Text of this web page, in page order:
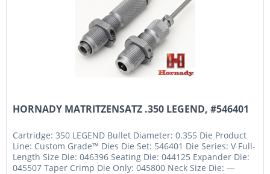
HORNADY MATRITZENSATZ .350 LEGEND, #546401
Cartridge: 350 LEGEND Bullet Diameter: 0.355 Die Product
Line: Custom Grade™ Dies Die Set: 546401 Die Series: V Full-
Length Size Die: 046396 Seating Die: 044125 Expander Die:
045507 Taper Crimp Die Only: 045800 Neck Size Die: —